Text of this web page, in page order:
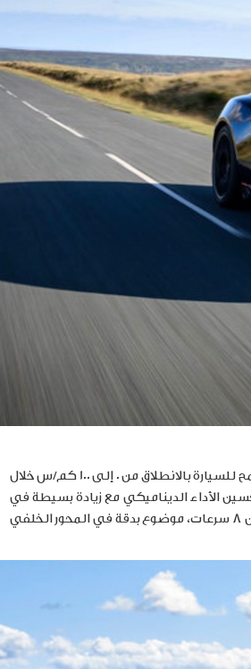
بالانطلاق من 0 إلى 100 كم/س خلال
الأداء الديناميكي مع زيادة بسيطة في
من 8 سرعات، موضوع بدقة في المحور الخلفي